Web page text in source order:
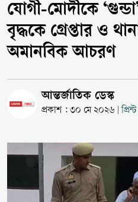
যোগী-মোদীকে
বৃদ্ধকে গ্রেপ্তার ও
অমানবিক আচরণ
আন্তর্জাতিক ডেস্ক
প্রকাশ : ৩০ মে ২০২৬